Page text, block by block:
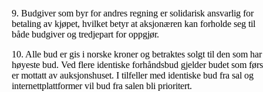
9. Budgiver som byr for andres regning er solidarisk ansvarlig for
betaling av kjøpet, hvilket betyr at aksjonæren kan forholde seg til
både budgiver og tredjepart for oppgjør.
10. Alle bud er gis i norske kroner og betraktes solgt til den som har
høyeste bud. Ved flere identiske forhåndsbud gjelder budet som
er mottatt av auksjonshuset. I tilfeller med identiske bud fra sal og
internettplattformer vil bud fra salen bli prioritert.